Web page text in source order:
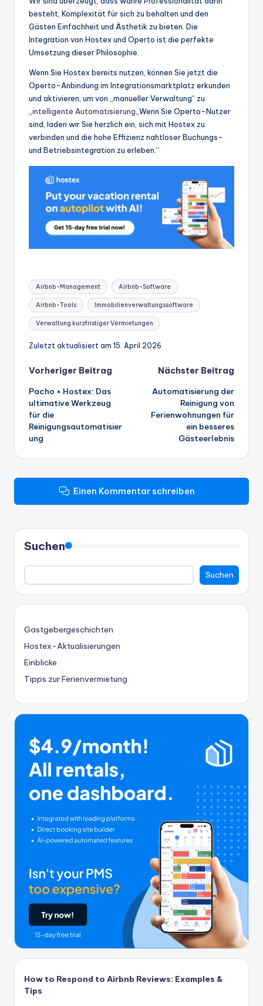
besteht, Komplexität für sich zu behalten und den
Gästen Einfachheit und Ästhetik zu bieten. Die
Integration von Hostex und Operto ist die perfekte
Umsetzung dieser Philosophie.
Wenn Sie Hostex bereits nutzen, können Sie jetzt die
Operto-Anbindung im Integrationsmarktplatz erkunden
und aktivieren, um von „manueller Verwaltung“ zu
intelligente Automatisierung „Wenn Sie Operto-Nutzer
sind, laden wir Sie herzlich ein, sich mit Hostex zu
verbinden und die hohe Effizienz nahtloser Buchungs-
und Betriebsintegration zu erleben.“
Stichworte:
Airbnb-Management Airbnb-Software
Airbnb-Tools Immobilienverwaltungssoftware
Verwaltung kurzfristiger Vermietungen
Zuletzt aktualisiert am 15. April 2026
Beitrags-
Navigation
Vorheriger Beitrag
Pacho × Hostex: Das
ultimative Werkzeug
für die
Reinigungsautomatisier
ung
Nächster Beitrag
Automatisierung der
Reinigung von
Ferienwohnungen für
ein besseres
Gästeerlebnis
Einen Kommentar schreiben
Suchen
Suchen
Gastgebergeschichten
Hostex-Aktualisierungen
Einblicke
Tipps zur Ferienvermietung
How to Respond to Airbnb Reviews: Examples &
Tips